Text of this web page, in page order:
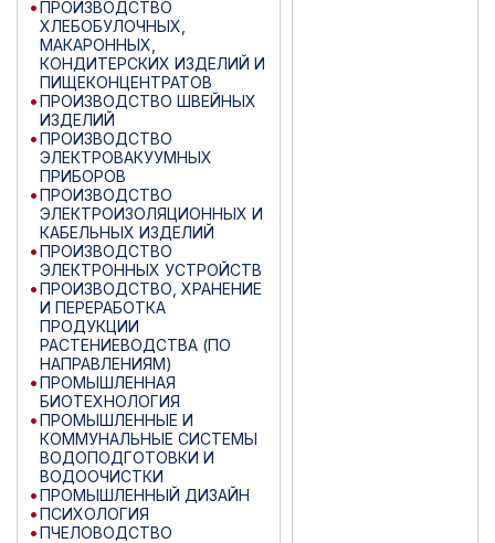
ПРОИЗВОДСТВО
ХЛЕБОБУЛОЧНЫХ,
МАКАРОННЫХ,
КОНДИТЕРСКИХ ИЗДЕЛИЙ И
ПИЩЕКОНЦЕНТРАТОВ
ПРОИЗВОДСТВО ШВЕЙНЫХ
ИЗДЕЛИЙ
ПРОИЗВОДСТВО
ЭЛЕКТРОВАКУУМНЫХ
ПРИБОРОВ
ПРОИЗВОДСТВО
ЭЛЕКТРОИЗОЛЯЦИОННЫХ И
КАБЕЛЬНЫХ ИЗДЕЛИЙ
ПРОИЗВОДСТВО
ЭЛЕКТРОННЫХ УСТРОЙСТВ
ПРОИЗВОДСТВО, ХРАНЕНИЕ
И ПЕРЕРАБОТКА
ПРОДУКЦИИ
РАСТЕНИЕВОДСТВА (ПО
НАПРАВЛЕНИЯМ)
ПРОМЫШЛЕННАЯ
БИОТЕХНОЛОГИЯ
ПРОМЫШЛЕННЫЕ И
КОММУНАЛЬНЫЕ СИСТЕМЫ
ВОДОПОДГОТОВКИ И
ВОДООЧИСТКИ
ПРОМЫШЛЕННЫЙ ДИЗАЙН
ПСИХОЛОГИЯ
ПЧЕЛОВОДСТВО